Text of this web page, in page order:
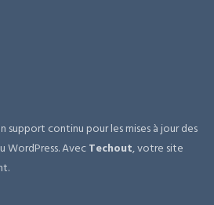
support continu pour les mises à jour des
WordPress. AvecTechout, votre site